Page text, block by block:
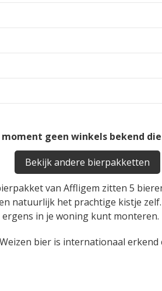
moment geen winkels bekend
Bekijk andere bierpakketten
van Affligem zitten 5
natuurlijk het prachtige kistje
ergens in je woning kunt monteren.
bier is internationaal